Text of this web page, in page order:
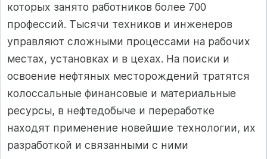
которых занято работников более 700
профессий. Тысячи техников и инженеров
управляют сложными процессами на рабочих
местах, установках и в цехах. На поиски и
освоение нефтяных месторождений тратятся
колоссальные финансовые и материальные
ресурсы, в нефтедобыче и переработке
находят применение новейшие технологии, их
разработкой и связанными с ними